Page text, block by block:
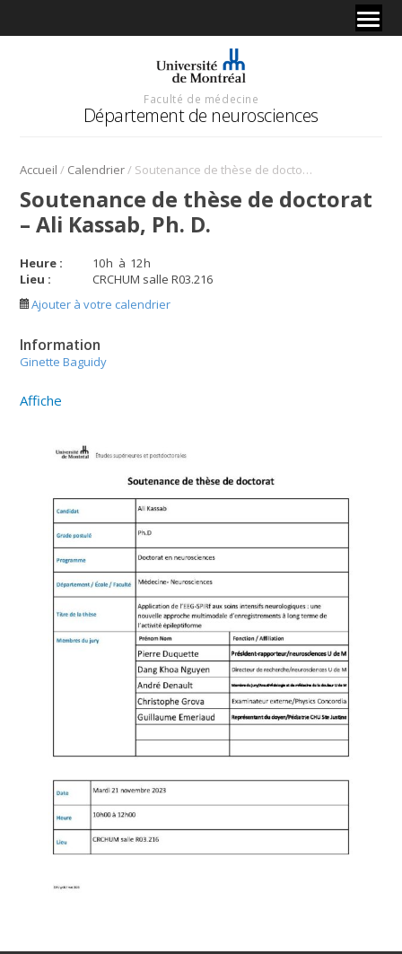
Faculté de médecine
Département de neurosciences
Accueil / Calendrier/ Soutenance de thèse de doctorat – Ali Kassab, Ph. D.
Soutenance de thèse de doctorat
– Ali Kassab, Ph. D.
Heure : 10h à 12h
Lieu :
CRCHUM salle R03.216
Ajouter à votre calendrier
Information
Ginette Baguidy
Affiche